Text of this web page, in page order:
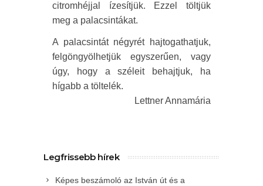
citromhéjjal ízesítjük. Ezzel töltjük
meg a palacsintákat.
A palacsintát négyrét hajtogathatjuk,
felgöngyölhetjük egyszerűen, vagy
úgy, hogy a széleit behajtjuk, ha
hígabb a töltelék.
Lettner Annamária
Legfrissebb hírek
Képes beszámoló az István út és a